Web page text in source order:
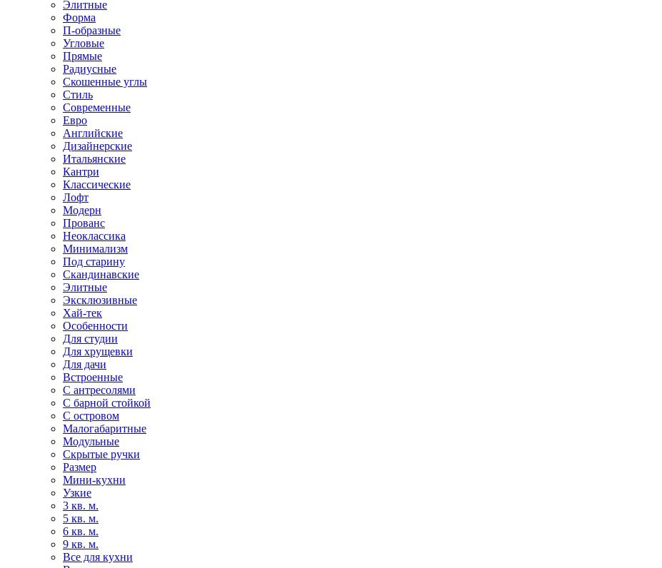
Элитные
Форма
П-образные
Угловые
Прямые
Радиусные
Скошенные углы
Стиль
Современные
Евро
Английские
Дизайнерские
Итальянские
Кантри
Классические
Лофт
Модерн
Прованс
Неоклассика
Минимализм
Под старину
Скандинавские
Элитные
Эксклюзивные
Хай-тек
Особенности
Для студии
Для хрущевки
Для дачи
Встроенные
С антресолями
С барной стойкой
С островом
Малогабаритные
Модульные
Скрытые ручки
Размер
Мини-кухни
Узкие
3 кв. м.
5 кв. м.
6 кв. м.
9 кв. м.
Все для кухни